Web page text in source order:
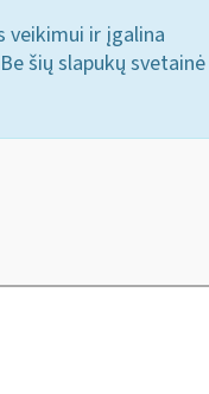
veikimui ir įgalina
šių slapukų svetainė